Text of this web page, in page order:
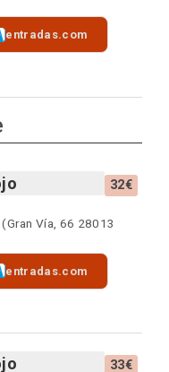
entradas.com
32€
Vía, 66 28013
entradas.com
33€